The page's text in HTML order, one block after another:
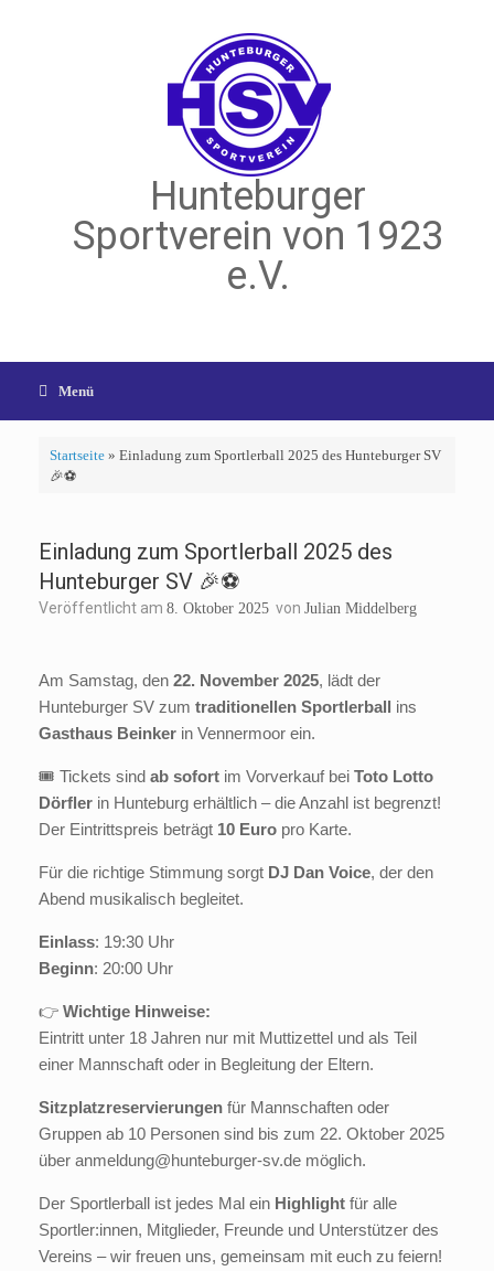
Hunteburger
Sportverein von 1923
e.V.
Menü
Startseite» Einladung zum Sportlerball 2025 des Hunteburger SV
🎉⚽️
Einladung zum Sportlerball 2025 des
Hunteburger SV 🎉⚽️
Veröffentlicht am 8. Oktober 2025 von Julian Middelberg
Am Samstag, den 22. November 2025, lädt der
Hunteburger SV zum traditionellen Sportlerball ins
Gasthaus Beinker in Vennermoor ein.
🎟️ Tickets sind ab sofort im Vorverkauf bei Toto Lotto
Dörfler in Hunteburg erhältlich – die Anzahl ist begrenzt!
Der Eintrittspreis beträgt 10 Euro pro Karte.
Für die richtige Stimmung sorgt DJ Dan Voice, der den
Abend musikalisch begleitet.
Einlass: 19:30 Uhr
Beginn: 20:00 Uhr
👉 Wichtige Hinweise:
Eintritt unter 18 Jahren nur mit Muttizettel und als Teil
einer Mannschaft oder in Begleitung der Eltern.
Sitzplatzreservierungen für Mannschaften oder
Gruppen ab 10 Personen sind bis zum 22. Oktober 2025
über anmeldung@hunteburger-sv.de möglich.
Der Sportlerball ist jedes Mal ein Highlight für alle
Sportler:innen, Mitglieder, Freunde und Unterstützer des
Vereins – wir freuen uns, gemeinsam mit euch zu feiern!